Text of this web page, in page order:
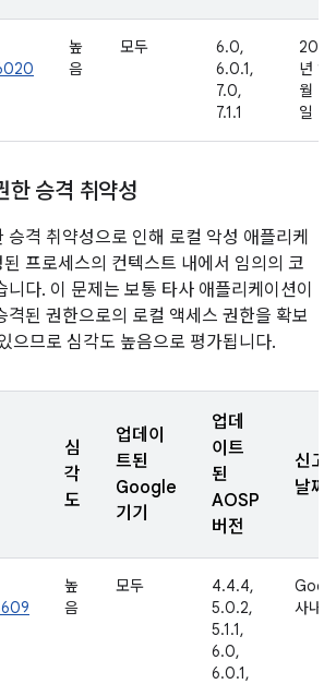
높
음
모두
6.0,
6.0.1,
7.0,
7.1.1
2016
년 11
월 4
일
한 승격 취약성
승격 취약성으로 인해 로컬 악성 애플리케
프로세스의 컨텍스트 내에서 임의의 코
다. 이 문제는 보통 타사 애플리케이션이
격된 권한으로의 로컬 액세스 권한을 확보
으므로 심각도 높음으로 평가됩니다.
심
각
도
업데이
트된
Google
기기
업데
이트
된
AOSP
버전
신고
날짜
높
음
모두
4.4.4,
5.0.2,
5.1.1,
6.0,
6.0.1,
사내용